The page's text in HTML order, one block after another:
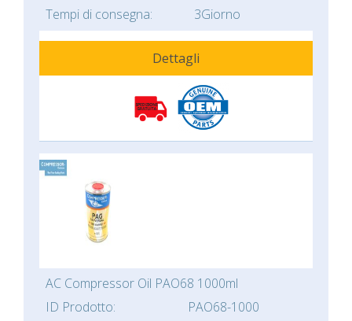
Tempi di consegna:
3Giorno
Dettagli
AC Compressor Oil PAO68 1000ml
ID Prodotto:
PAO68-1000